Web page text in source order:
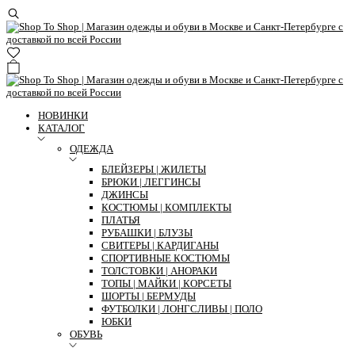
НОВИНКИ
КАТАЛОГ
ОДЕЖДА
БЛЕЙЗЕРЫ | ЖИЛЕТЫ
БРЮКИ | ЛЕГГИНСЫ
ДЖИНСЫ
КОСТЮМЫ | КОМПЛЕКТЫ
ПЛАТЬЯ
РУБАШКИ | БЛУЗЫ
СВИТЕРЫ | КАРДИГАНЫ
СПОРТИВНЫЕ КОСТЮМЫ
ТОЛСТОВКИ | АНОРАКИ
ТОПЫ | МАЙКИ | КОРСЕТЫ
ШОРТЫ | БЕРМУДЫ
ФУТБОЛКИ | ЛОНГСЛИВЫ | ПОЛО
ЮБКИ
ОБУВЬ